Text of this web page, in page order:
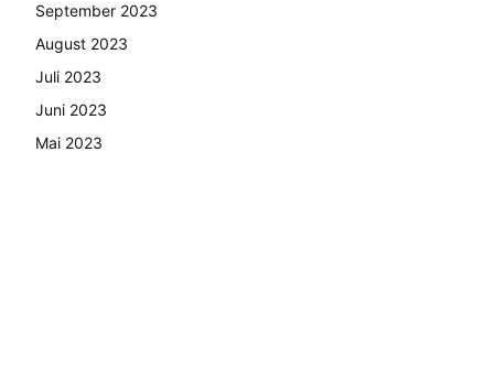
September 2023
August 2023
Juli 2023
Juni 2023
Mai 2023